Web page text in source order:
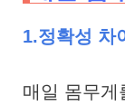
1.정확성 차
매일 몸무게